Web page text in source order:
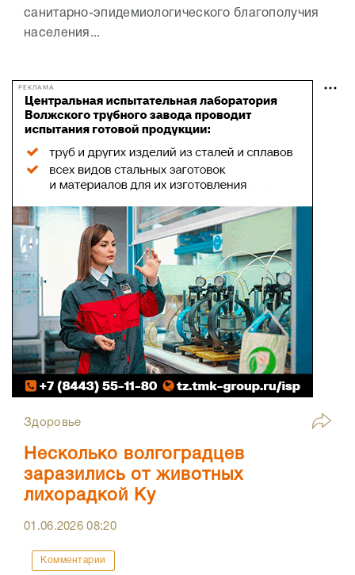
санитарно-эпидемиологического благополучия
населения...
РЕКЛАМА
Здоровье
Несколько волгоградцев
заразились от животных
лихорадкой Ку
01.06.202608:20
Комментарии